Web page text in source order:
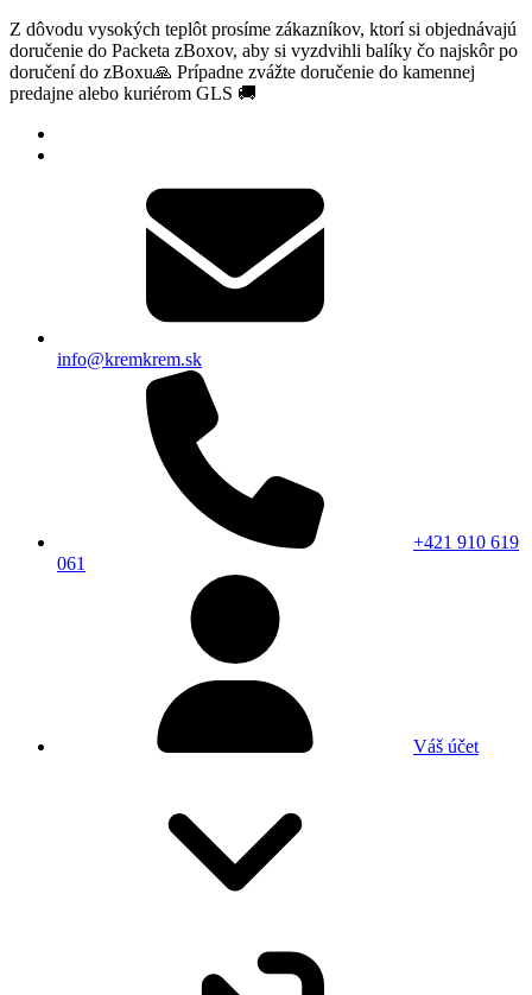
Z dôvodu vysokých teplôt prosíme zákazníkov, ktorí si objednávajú
doručenie do Packeta zBoxov, aby si vyzdvihli balíky čo najskôr po
doručení do zBoxu🙏 Prípadne zvážte doručenie do kamennej
predajne alebo kuriérom GLS 🚚
info@kremkrem.sk
+421 910 619
061
Váš účet